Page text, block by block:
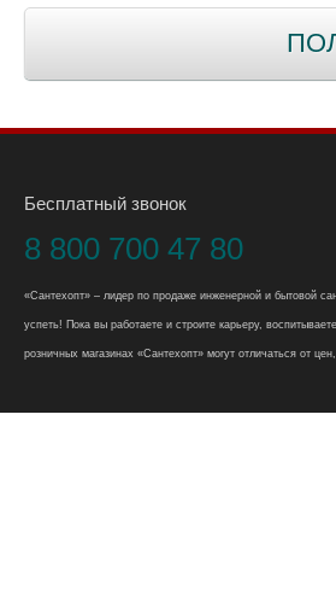
Бесплатный звонок
8 800 700 47 80
«Сантехопт» – лидер по продаже инженерной и бытовой
успеть! Пока вы работаете и строите карьеру,
розничных магазинах «Сантехопт» могут отличаться от